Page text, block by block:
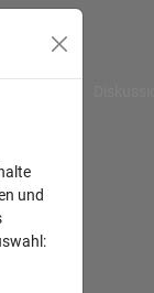
und